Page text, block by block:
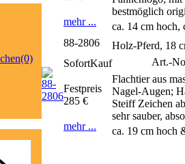
(0)
bestmöglich
ca. 14 cm hoch,
mehr ...
88-2806
Holz-Pferd, 18
Art.-
Flachtier aus
Nagel-Augen;
Steiff Zeichen
sehr sauber,
ca. 19 cm hoch
SofortKauf
Festpreis
285 €
mehr ...